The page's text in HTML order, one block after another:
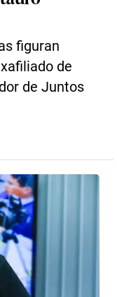
figuran
de
de Juntos